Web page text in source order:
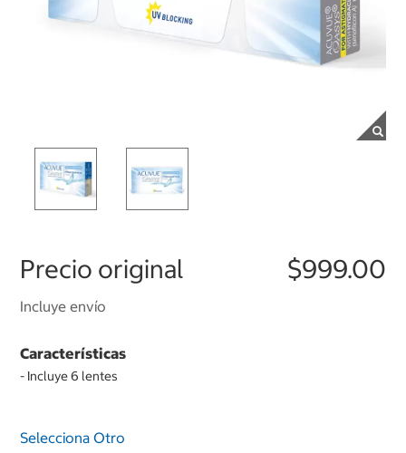
Precio original $999.00
Incluye envío
Características
- Incluye 6 lentes
Selecciona Otro